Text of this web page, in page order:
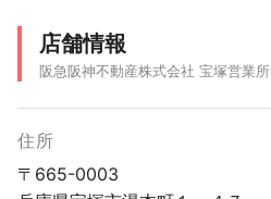
店舗情報
阪急阪神不動産株式会社 宝塚営業所
住所
〒665-0003